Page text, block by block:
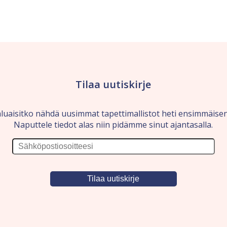
Tilaa uutiskirje
nähdä uusimmat tapettimallistot heti
Naputtele tiedot alas niin pidämme sinut ajantasalla.